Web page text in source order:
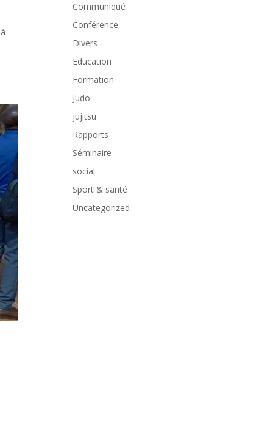
Communiqué
Conférence
Divers
Education
Formation
Judo
jujitsu
Rapports
Séminaire
social
Sport & santé
Uncategorized